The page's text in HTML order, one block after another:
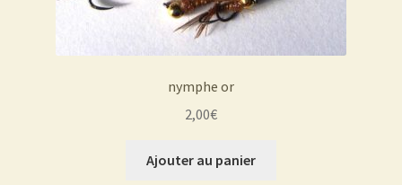
nymphe or
2,00€
Ajouter au panier